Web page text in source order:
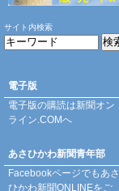
サイト内検索
電子版
電子版の購読は新聞オン
ライン.COMへ
あさひかわ新聞青年部
Facebookページでもあさ
ひかわ新聞ONLINEをご